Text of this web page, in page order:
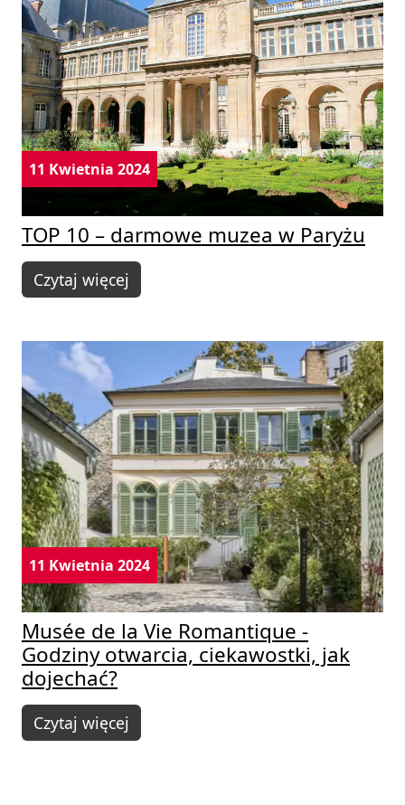
11 Kwietnia 2024
TOP 10 – darmowe muzea w Paryżu
Czytaj więcej
11 Kwietnia 2024
Musée de la Vie Romantique -
Godziny otwarcia, ciekawostki, jak
dojechać?
Czytaj więcej